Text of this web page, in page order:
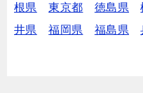
根県
東京都 徳島県
井県
福岡県 福島県